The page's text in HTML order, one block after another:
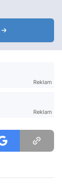
Reklam
Reklam